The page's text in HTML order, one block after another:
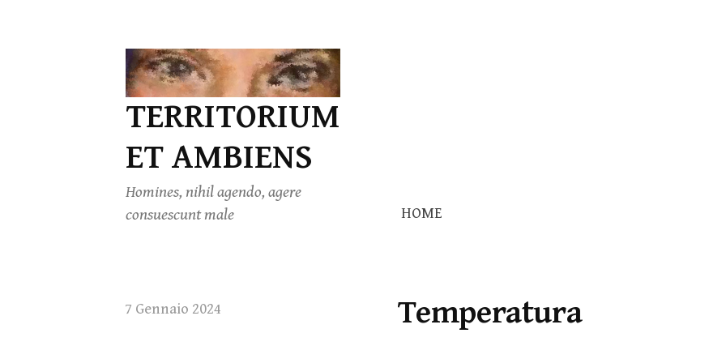
Skip
to
content
TERRITORIUM
ET AMBIENS
Homines, nihil agendo, agere
consuescunt male
HOME
7 Gennaio 2024 Temperatura